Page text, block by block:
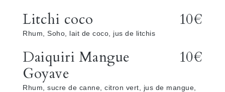
Litchi coco 10€
Rhum, Soho, lait de coco, jus de litchis
Daiquiri Mangue
Goyave
10€
Rhum, sucre de canne, citron vert, jus de mangue,